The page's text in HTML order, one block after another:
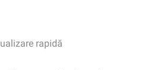
rapidă